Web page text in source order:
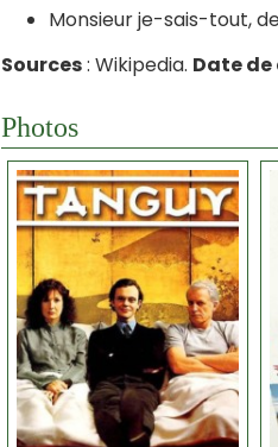
Monsieur je-sais-tout,
Sources: Wikipedia. Date
Photos